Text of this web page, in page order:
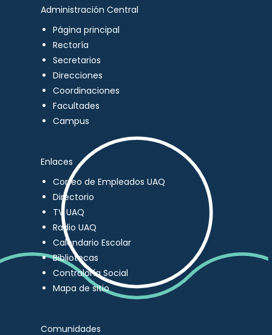
Administración Central
Página principal
Rectoría
Secretarios
Direcciones
Coordinaciones
Facultades
Campus
Enlaces
Correo de Empleados UAQ
Directorio
TV UAQ
Radio UAQ
Calendario Escolar
Bibliotecas
Contraloría Social
Mapa de sitio
Comunidades